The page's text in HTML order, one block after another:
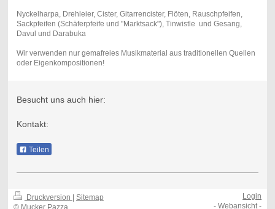
Nyckelharpa, Drehleier, Cister, Gitarrencister, Flöten, Rauschpfeifen,
Sackpfeifen (Schäferpfeife und "Marktsack"), Tinwistle und Gesang,
Davul und Darabuka
Wir verwenden nur gemafreies Musikmaterial aus traditionellen Quellen
oder Eigenkompositionen!
Besucht uns auch hier:
Kontakt:
Teilen
Druckversion
Sitemap
© Mucker Pazza
Login
-Webansicht-